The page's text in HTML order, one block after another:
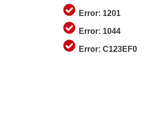
Error: 1201
Error: 1044
Error: C123EF0